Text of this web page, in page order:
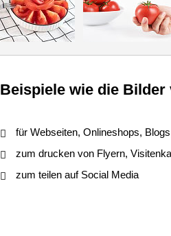
Beispiele wie die
für Webseiten, Onlineshops,
zum drucken von Flyern,
zum teilen auf Social Media